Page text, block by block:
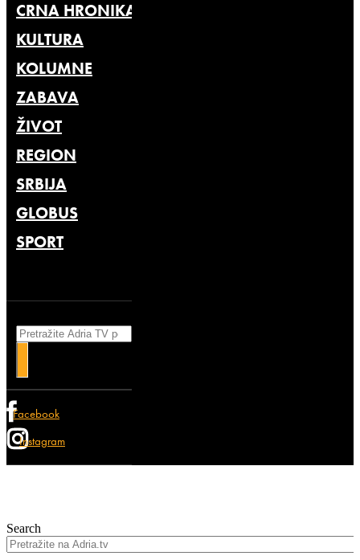
CRNA HRONIKA
KULTURA
KOLUMNE
ZABAVA
ŽIVOT
REGION
SRBIJA
GLOBUS
SPORT
Facebook
Instagram
Search